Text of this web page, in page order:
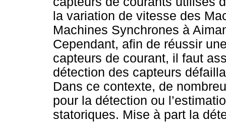
la variation de vitesse des
Machines Synchrones à
Cependant, afin de réussir
capteurs de courant, il faut
détection des capteurs
Dans ce contexte, de
pour la détection ou
statoriques. Mise à part la